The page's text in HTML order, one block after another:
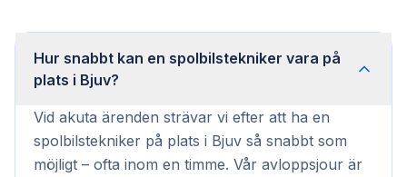
Hur snabbt kan en spolbilstekniker vara på
plats i Bjuv?
Vid akuta ärenden strävar vi efter att ha en
spolbilstekniker på plats i Bjuv så snabbt som
möjligt – ofta inom en timme. Vår avloppsjour är